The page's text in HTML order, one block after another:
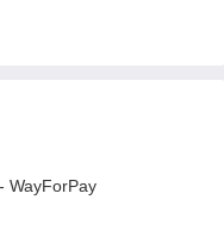
WayForPay